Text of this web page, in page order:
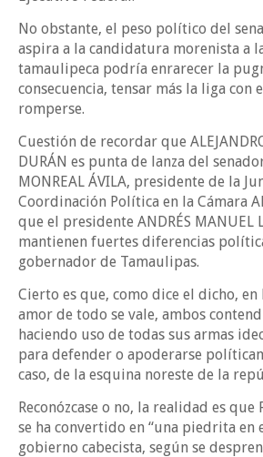
No obstante, el peso político del
aspira a la candidatura morenista a
tamaulipeca podría enrarecer la
consecuencia, tensar más la liga con
romperse.
Cuestión de recordar que
DURÁN es punta de lanza del
MONREAL ÁVILA, presidente de la
Coordinación Política en la Cámara
que el presidente ANDRÉS MANUEL
mantienen fuertes diferencias
gobernador de Tamaulipas.
Cierto es que, como dice el dicho, en
amor de todo se vale, ambos
haciendo uso de todas sus armas
para defender o apoderarse
caso, de la esquina noreste de la
Reconózcase o no, la realidad es que
se ha convertido en “una piedrita en
gobierno cabecista, según se